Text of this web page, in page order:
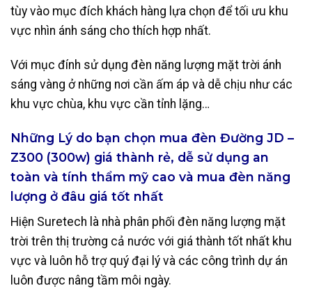
tùy vào mục đích khách hàng lựa chọn để tối ưu khu
vực nhìn ánh sáng cho thích hợp nhất.
Với mục đính sử dụng đèn năng lượng mặt trời ánh
sáng vàng ở những nơi cần ấm áp và dễ chịu như các
khu vực chùa, khu vực cần tỉnh lặng…
Những Lý do bạn chọn mua đèn Đường JD –
Z300 (300w) giá thành rẻ, dễ sử dụng an
toàn và tính thẩm mỹ cao và mua đèn năng
lượng ở đâu giá tốt nhất
Hiện Suretech là nhà phân phối đèn năng lượng mặt
trời trên thị trường cả nước với giá thành tốt nhất khu
vực và luôn hỗ trợ quý đại lý và các công trình dự án
luôn được nâng tầm môi ngày.